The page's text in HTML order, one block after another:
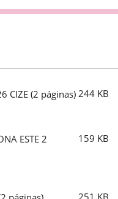
CIZE 244 KB
(2 páginas)
ESTE 2 159 KB
251 KB